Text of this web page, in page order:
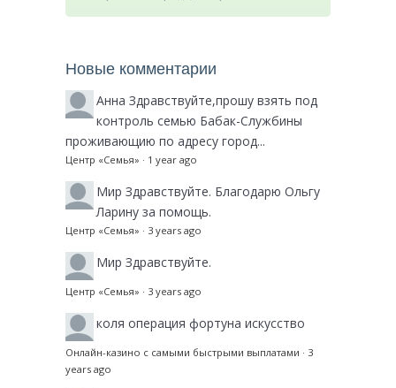
Новые комментарии
Анна Здравствуйте,прошу взять под
контроль семью Бабак-Службины
проживающию по адресу город...
Центр «Семья» · 1 year ago
Мир Здравствуйте. Благодарю Ольгу
Ларину за помощь.
Центр «Семья» · 3 years ago
Мир Здравствуйте.
Центр «Семья» · 3 years ago
коля операция фортуна искусство
Онлайн-казино с самыми быстрыми выплатами · 3
years ago